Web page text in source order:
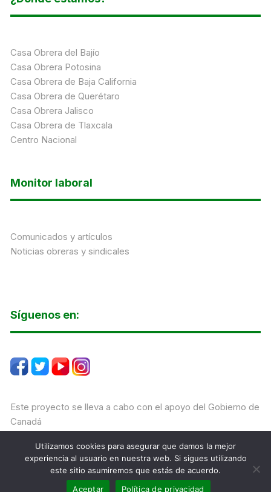
Casa Obrera del Bajío
Casa Obrera Potosina
Casa Obrera de Baja California
Casa Obrera de Querétaro
Casa Obrera Jalisco
Casa Obrera de Tlaxcala
Centro Nacional
Monitor laboral
Comunicados y artículos
Noticias obreras y sindicales
Síguenos en:
Este proyecto se lleva a cabo con el apoyo del Gobierno de
Canadá
CALIS Todos los derechos reservados Tema Orchid Store
Themebeez
Utilizamos cookies para asegurar que damos la mejor
experiencia al usuario en nuestra web. Si sigues utilizando
este sitio asumiremos que estás de acuerdo.
Aceptar
Política de privacidad